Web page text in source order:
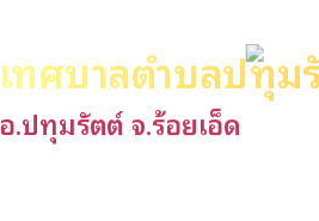
เทศบาลตำบลปทุม
อ.ปทุมรัตต์ จ.ร้อยเอ็ด